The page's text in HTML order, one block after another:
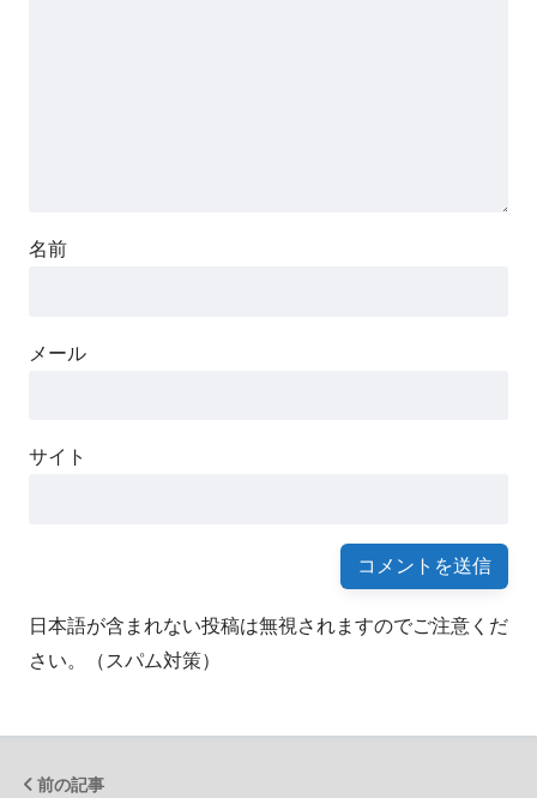
名前
メール
サイト
日本語が含まれない投稿は無視されますのでご注意くだ
さい。（スパム対策）
前の記事